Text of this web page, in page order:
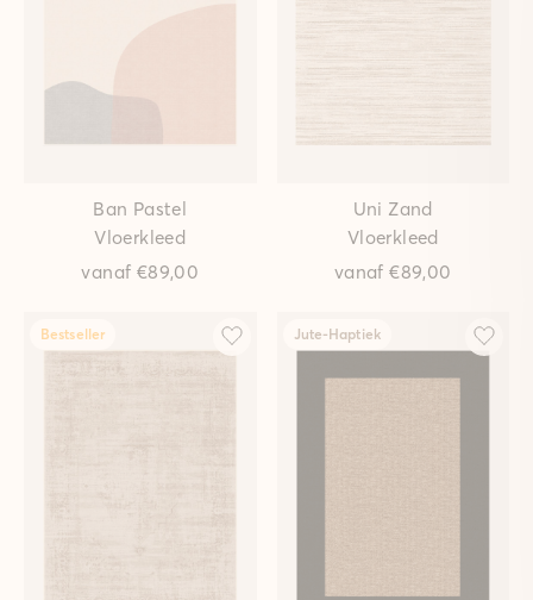
Ban Pastel
Vloerkleed
vanaf €89,00
Uni Zand
Vloerkleed
vanaf€89,00
Bestseller Jute-Haptiek